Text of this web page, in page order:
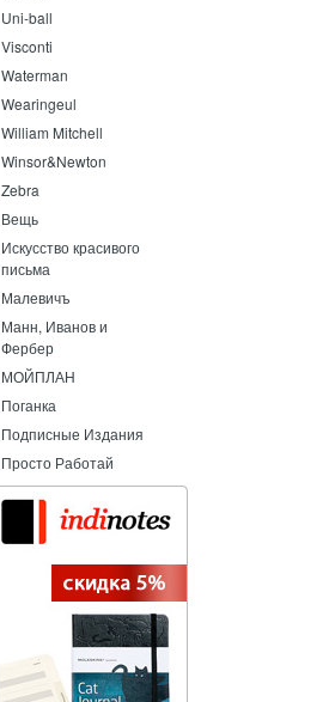
Uni-ball
Visconti
Waterman
Wearingeul
William Mitchell
Winsor&Newton
Zebra
Вещь
Искусство красивого
письма
Малевичъ
Манн, Иванов и
Фербер
МОЙПЛАН
Поганка
Подписные Издания
Просто Работай